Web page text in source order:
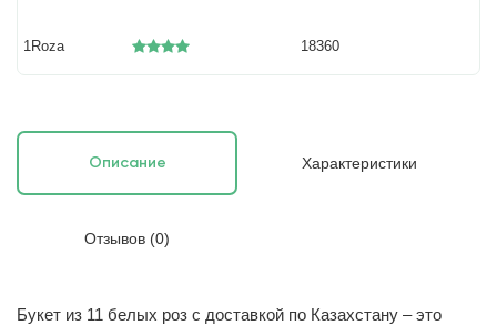
1Roza 18360
Описание Характеристики
Отзывов (0)
Букет из 11 белых роз с доставкой по Казахстану – это